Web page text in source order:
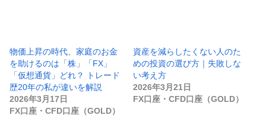
物価上昇の時代、家庭のお金
を助けるのは「株」「FX」
「仮想通貨」どれ？ トレード
歴20年の私が違いを解説
2026年3月17日
FX口座・CFD口座（GOLD）
資産を減らしたくない人のた
めの投資の選び方｜失敗しな
い考え方
2026年3月21日
FX口座・CFD口座（GOLD）